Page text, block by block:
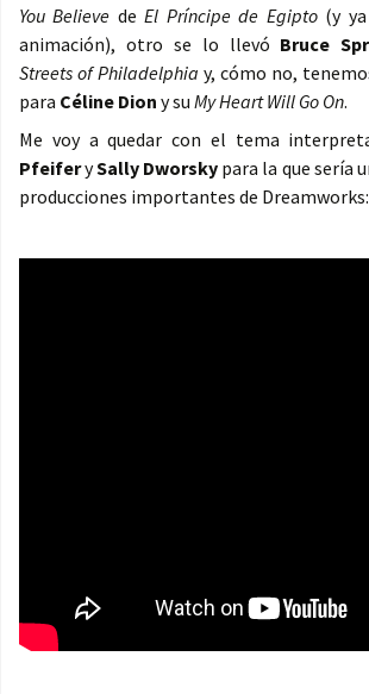
You Believe deEl Príncipe de Egipto(y ya
animación), otro se lo llevó Bruce
Streets of Philadelphia y, cómo no,
para Céline Dion y su My Heart Will Go On.
Me voy a quedar con el tema
PfeiferySally Dworsky para la que sería
producciones importantes de Dreamworks: